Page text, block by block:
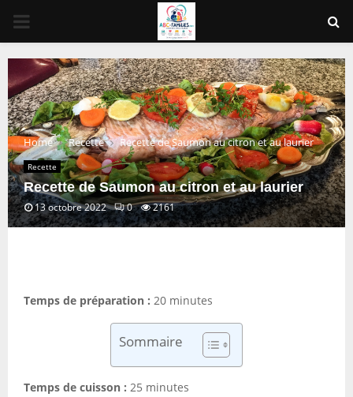
PRIMARY
MENU
Home Recette Recette de Saumon au citron et au laurier
Recette
Recette de Saumon au citron et au laurier
13 octobre 2022 0 2161
Temps de préparation : 20 minutes
Sommaire
Temps de cuisson : 25 minutes